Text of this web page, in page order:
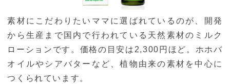
素材にこだわりたいママに選ばれているのが、開発
から生産まで国内で行われている天然素材のミルク
ローションです。価格の目安は2,300円ほど。ホホバ
オイルやシアバターなど、植物由来の素材を中心に
つくられています。